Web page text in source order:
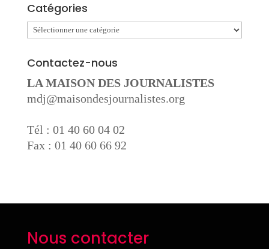
Catégories
Catégories
Contactez-nous
LA MAISON DES JOURNALISTES
mdj@maisondesjournalistes.org
Tél : 01 40 60 04 02
Fax : 01 40 60 66 92
Nous contacter